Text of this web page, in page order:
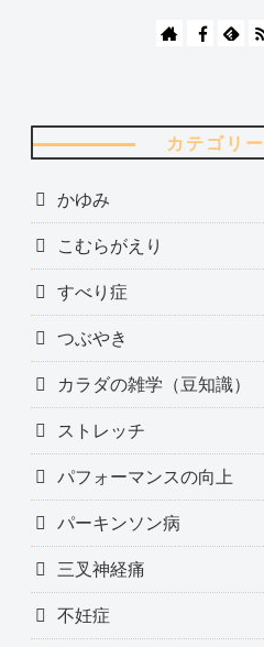
カテゴリー
かゆみ
こむらがえり
すべり症
つぶやき
カラダの雑学（豆知識）
ストレッチ
パフォーマンスの向上
パーキンソン病
三叉神経痛
不妊症